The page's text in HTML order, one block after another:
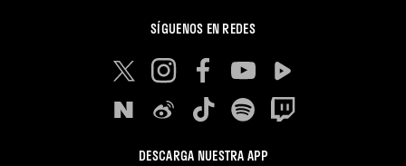
SÍGUENOS EN REDES
DESCARGA NUESTRA APP